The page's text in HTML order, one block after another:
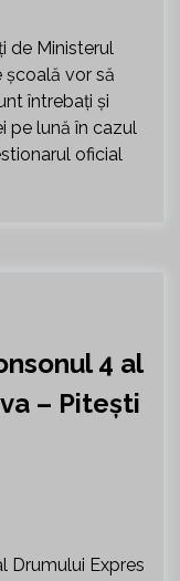
de Ministerul
școală vor să
întrebați și
pe lună în cazul
oficial
4 al
– Pitești